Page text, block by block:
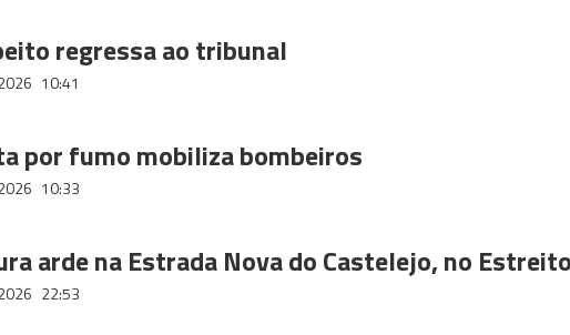
regressa ao tribunal
10:41
por fumo mobiliza bombeiros
10:33
arde na Estrada Nova do Castelejo, no Estreito
22:53